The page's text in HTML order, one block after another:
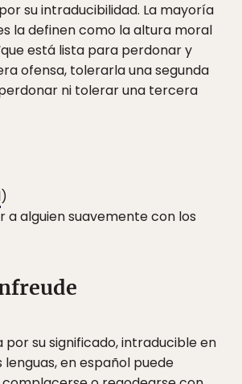
su intraducibilidad. La mayoría
la definen como la altura moral
está lista para perdonar y
ofensa, tolerarla una segunda
ni tolerar una tercera
)
a alguien suavemente con los
su significado, intraducible en
en español puede